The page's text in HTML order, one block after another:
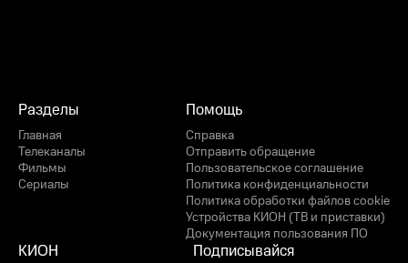
Разделы
Главная
Телеканалы
Фильмы
Сериалы
Помощь
Справка
Отправить обращение
Пользовательское соглашение
Политика конфиденциальности
Политика обработки файлов cookie
Устройства КИОН (ТВ и приставки)
Документация пользования ПО
КИОН Подписывайся